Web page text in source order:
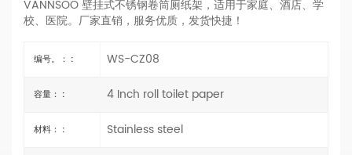
VANNSOO 壁挂式不锈钢卷筒厕纸架，适用于家庭、酒店、学
校、医院。厂家直销，服务优质，发货快捷！
编号。： : WS-CZ08
容量： : 4 Inch roll toilet paper
材料： : Stainless steel